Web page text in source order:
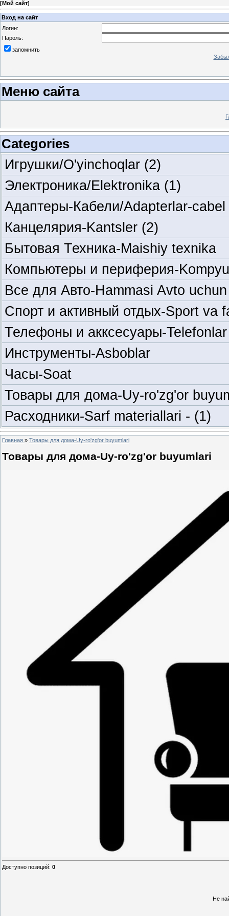
[Мой сайт]
Вход на сайт
Логин:
Пароль:
запомнить
Меню сайта
Categories
Игрушки/O'yinchoqlar (2)
Электроника/Elektronika (1)
Адаптеры-Кабели/Adapterlar-cabel
Канцелярия-Kantsler (2)
Бытовая Техника-Maishiy texnika
Компьютеры и периферия-
Все для Авто-Hammasi Avto uchun
Спорт и активный отдых-Sport va
Телефоны и акксесуары-
Инструменты-Asboblar
Часы-Soat
Товары для дома-Uy-ro'zg'or
Расходники-Sarf materiallari - (1)
Главная » Товары для дома-Uy-ro'zg'or buyumlari
Товары для дома-Uy-ro'zg'or buyumlari
Доступно позиций: 0
Не